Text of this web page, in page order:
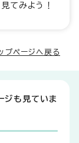
てみよう！
プページへ戻る
ジも見ていま